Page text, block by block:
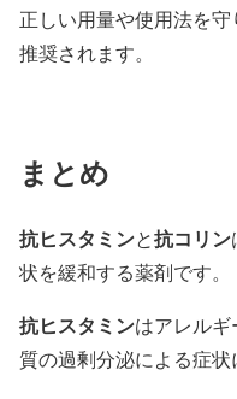
正しい用量や使用法を
推奨されます。
まとめ
抗ヒスタミンと抗コリン
状を緩和する薬剤です。
抗ヒスタミンはアレルギ
質の過剰分泌による症状